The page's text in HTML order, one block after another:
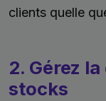
clients quelle
2. Gérez
stocks